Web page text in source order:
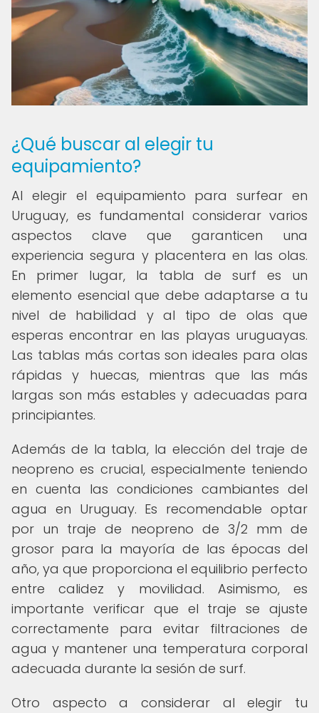
¿Qué buscar al elegir tu
equipamiento?
Al elegir el equipamiento para surfear en
Uruguay, es fundamental considerar varios
aspectos clave que garanticen una
experiencia segura y placentera en las olas.
En primer lugar, la tabla de surf es un
elemento esencial que debe adaptarse a tu
nivel de habilidad y al tipo de olas que
esperas encontrar en las playas uruguayas.
Las tablas más cortas son ideales para olas
rápidas y huecas, mientras que las más
largas son más estables y adecuadas para
principiantes.
Además de la tabla, la elección del traje de
neopreno es crucial, especialmente teniendo
en cuenta las condiciones cambiantes del
agua en Uruguay. Es recomendable optar
por un traje de neopreno de 3/2 mm de
grosor para la mayoría de las épocas del
año, ya que proporciona el equilibrio perfecto
entre calidez y movilidad. Asimismo, es
importante verificar que el traje se ajuste
correctamente para evitar filtraciones de
agua y mantener una temperatura corporal
adecuada durante la sesión de surf.
Otro aspecto a considerar al elegir tu